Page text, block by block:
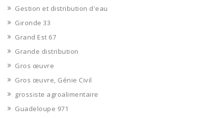
Gestion et distribution d'eau
Gironde 33
Grand Est 67
Grande distribution
Gros œuvre
Gros œuvre, Génie Civil
grossiste agroalimentaire
Guadeloupe 971